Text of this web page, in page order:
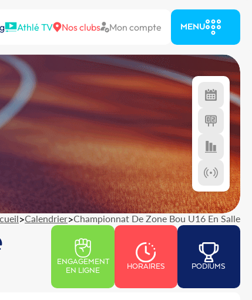
Athlé TV Nos clubs Mon compte MENU
>Calendrier>Championnat De Zone Bou U16 En Salle
ENGAGEMENT
EN LIGNE
HORAIRES PODIUMS